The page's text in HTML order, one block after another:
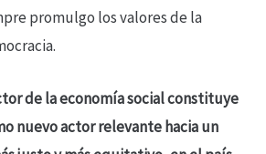
promulgo los valores de la
de la economía social constituye
nuevo actor relevante hacia un